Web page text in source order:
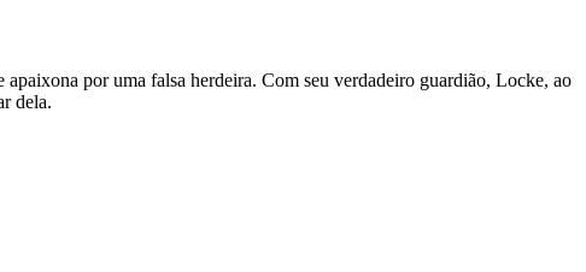
por uma falsa herdeira. Com seu verdadeiro guardião, Locke, ao
dela.